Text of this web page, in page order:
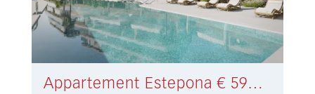
Appartement Estepona € 598.000,-